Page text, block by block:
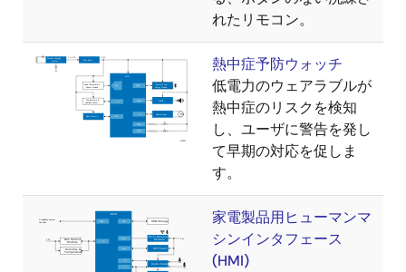
れたリモコン。
熱中症予防ウォッチ
低電力のウェアラブルが
熱中症のリスクを検知
し、ユーザに警告を発し
て早期の対応を促しま
す。
家電製品用ヒューマンマ
シンインタフェース
(HMI)